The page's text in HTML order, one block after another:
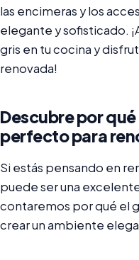
las encimeras y los
elegante y sofisticado.
gris en tu cocina y
renovada!
Descubre por
perfecto para
Si estás pensando en
puede ser una
contaremos por qué el
crear un ambiente